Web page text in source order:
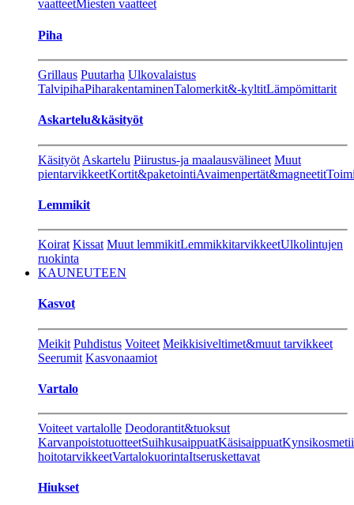
vaatteetMiesten vaatteet
Piha
Grillaus Puutarha Ulkovalaistus
TalvipihaPiharakentaminenTalomerkit&-kyltitLämpömittarit
Askartelu&käsityöt
Käsityöt Askartelu Piirustus-ja maalausvälineet Muut
pientarvikkeetKortit&paketointiAvaimenpertät&magneetit
Lemmikit
Koirat Kissat Muut lemmikitLemmikkitarvikkeetUlkolintujen
ruokinta
KAUNEUTEEN
Kasvot
Meikit Puhdistus Voiteet Meikkisiveltimet&muut tarvikkeet
Seerumit Kasvonaamiot
Vartalo
Voiteet vartalolle Deodorantit&tuoksut
KarvanpoistotuotteetSuihkusaippuatKäsisaippuat
hoitotarvikkeetVartalokuorintaItseruskettavat
Hiukset